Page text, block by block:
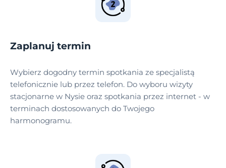
Zaplanuj termin
Wybierz dogodny termin spotkania ze specjalistą
telefonicznie lub przez telefon. Do wyboru wizyty
stacjonarne w Nysie oraz spotkania przez internet - w
terminach dostosowanych do Twojego
harmonogramu.